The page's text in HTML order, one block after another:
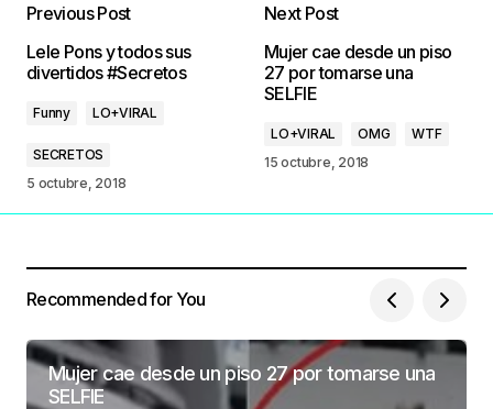
Previous Post
Lele Pons y todos sus
divertidos #Secretos
Funny LO+VIRAL
SECRETOS
5 octubre, 2018
Next Post
Mujer cae desde un piso
27 por tomarse una
SELFIE
LO+VIRAL OMG
WTF
15 octubre, 2018
Recommended for You
Mujer cae desde un piso 27 por tomarse una
SELFIE